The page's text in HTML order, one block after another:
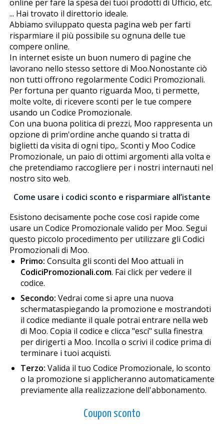
online per fare la spesa dei tuoi prodotti di Ufficio, etc.
... Hai trovato il direttorio ideale.
Abbiamo sviluppato questa pagina web per farti
risparmiare il più possibile su ognuna delle tue
compere online.
In internet esiste un buon numero di pagine che
lavorano nello stesso settore di Moo.Nonostante ciò
non tutti offrono regolarmente Codici Promozionali.
Per fortuna per quanto riguarda Moo, ti permette,
molte volte, di ricevere sconti per le tue compere
usando un Codice Promozionale.
Con una buona politica di prezzi, Moo rappresenta un
opzione di prim'ordine anche quando si tratta di
biglietti da visita di ogni tipo,. Sconti y Moo Codice
Promozionale, un paio di ottimi argomenti alla volta e
che pretendiamo raccogliere per i nostri internauti nel
nostro sito web.
Come usare i codici sconto e risparmiare all’istante
Esistono decisamente poche cose così rapide come
usare un Codice Promozionale valido per Moo. Segui
questo piccolo procedimento per utilizzare gli Codici
Promozionali di Moo.
Primo: Consulta gli sconti del Moo attuali in
CodiciPromozionali.com. Fai click per vedere il
codice.
Secondo: Vedrai come si apre una nuova
schermataspiegando la promozione e mostrandoti
il codice mediante il quale potrai entrare nella web
di Moo. Copia il codice e clicca "esci" sulla finestra
per dirigerti a Moo. Incolla o scrivi il codice prima di
terminare i tuoi acquisti.
Terzo: Valida il tuo Codice Promozionale, lo sconto
o la promozione si applicheranno automaticamente
previamente alla realizzazione dell'abbonamento.
Coupon sconto